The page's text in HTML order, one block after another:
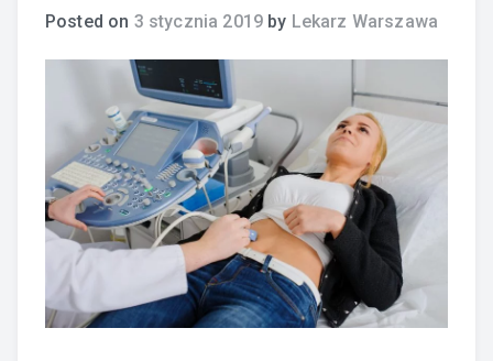
Posted on 3 stycznia 2019 by Lekarz Warszawa